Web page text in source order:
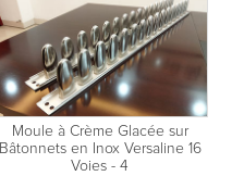
Moule à Crème Glacée sur
Bâtonnets en Inox Versaline 16
Voies - 4